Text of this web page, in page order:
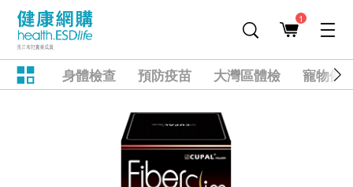
1
身體檢查 預防疫苗 大灣區體檢 寵物健